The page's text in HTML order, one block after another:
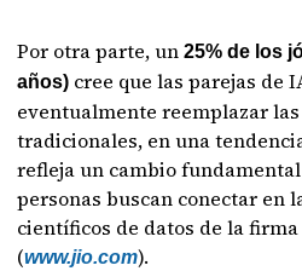
Por otra parte, un25% de los
años) cree que las parejas de
eventualmente reemplazar
tradicionales, en una
refleja un cambio
personas buscan conectar en
científicos de datos de la
(www.jio.com).